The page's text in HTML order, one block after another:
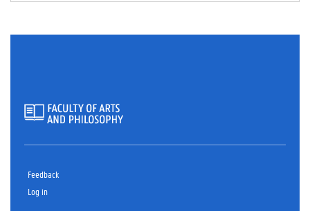
Feedback
Log in